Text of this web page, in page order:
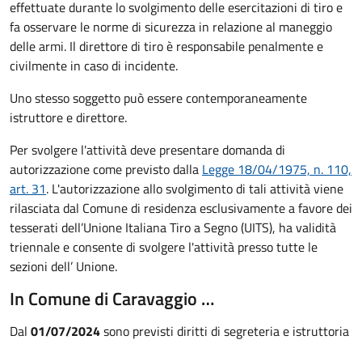
effettuate durante lo svolgimento delle esercitazioni di tiro e
fa osservare le norme di sicurezza in relazione al maneggio
delle armi. Il direttore di tiro è responsabile penalmente e
civilmente in caso di incidente.
Uno stesso soggetto può essere contemporaneamente
istruttore e direttore.
Per svolgere l'attività deve presentare domanda di
autorizzazione come previsto dalla Legge 18/04/1975, n. 110,
art. 31. L'autorizzazione allo svolgimento di tali attività viene
rilasciata dal Comune di residenza esclusivamente a favore dei
tesserati dell’Unione Italiana Tiro a Segno (UITS), ha validità
triennale e consente di svolgere l'attività presso tutte le
sezioni dell’ Unione.
In Comune di Caravaggio …
Dal 01/07/2024sono previsti diritti di segreteria e istruttoria